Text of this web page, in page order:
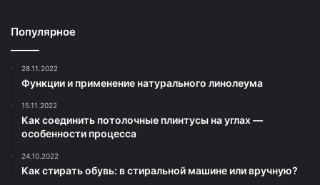
Популярное
28.11.2022
Функции и применение натурального линолеума
15.11.2022
Как соединить потолочные плинтусы на углах —
особенности процесса
24.10.2022
Как стирать обувь: в стиральной машине или вручную?